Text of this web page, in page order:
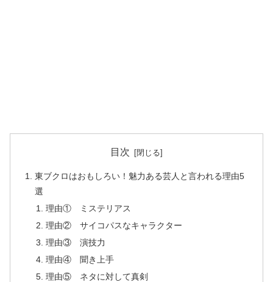
目次
東ブクロはおもしろい！魅力ある芸人と言われる理由5
選
理由① ミステリアス
理由② サイコパスなキャラクター
理由③ 演技力
理由④ 聞き上手
理由⑤ ネタに対して真剣